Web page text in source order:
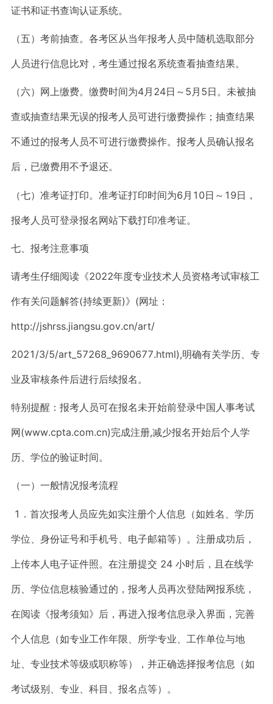
证书和证书查询认证系统。
（五）考前抽查。各考区从当年报考人员中随机选取部分
人员进行信息比对，考生通过报名系统查看抽查结果。
（六）网上缴费。缴费时间为4月24日～5月5日。未被抽
查或抽查结果无误的报考人员可进行缴费操作；抽查结果
不通过的报考人员不可进行缴费操作。报考人员确认报名
后，已缴费用不予退还。
（七）准考证打印。准考证打印时间为6月10日～19日，
报考人员可登录报名网站下载打印准考证。
七、报考注意事项
请考生仔细阅读《2022年度专业技术人员资格考试审核工
作有关问题解答(持续更新)》(网址：
http://jshrss.jiangsu.gov.cn/art/
2021/3/5/art_57268_9690677.html),明确有关学历、专
业及审核条件后进行后续报名。
特别提醒：报考人员可在报名未开始前登录中国人事考试
网(www.cpta.com.cn)完成注册,减少报名开始后个人学
历、学位的验证时间。
（一）一般情况报考流程
1．首次报考人员应先如实注册个人信息（如姓名、学历
学位、身份证号和手机号、电子邮箱等）。注册成功后，
上传本人电子证件照。在注册提交 24 小时后，且在线学
历、学位信息核验通过的，报考人员再次登陆网报系统，
在阅读《报考须知》后，再进入报考信息录入界面，完善
个人信息（如专业工作年限、所学专业、工作单位与地
址、专业技术等级或职称等），并正确选择报考信息（如
考试级别、专业、科目、报名点等）。